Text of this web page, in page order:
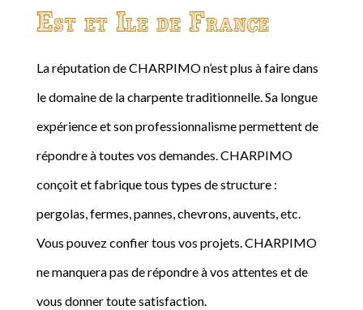
Est et Ile de France
La réputation de CHARPIMO n’est plus à faire dans
le domaine de la charpente traditionnelle. Sa longue
expérience et son professionnalisme permettent de
répondre à toutes vos demandes. CHARPIMO
conçoit et fabrique tous types de structure :
pergolas, fermes, pannes, chevrons, auvents, etc.
Vous pouvez confier tous vos projets. CHARPIMO
ne manquera pas de répondre à vos attentes et de
vous donner toute satisfaction.